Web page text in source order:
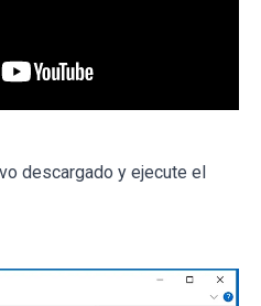
descargado y ejecute el